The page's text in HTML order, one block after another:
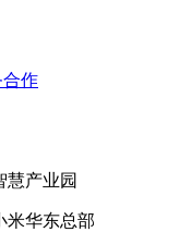
作
慧产业园
米华东总部